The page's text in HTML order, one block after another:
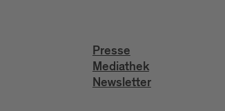
Presse
Mediathek
Newsletter